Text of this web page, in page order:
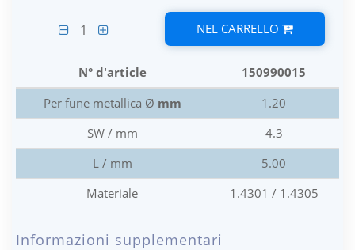
1 NEL CARRELLO
N° d'article
150990015
Per fune metallica Ø mm
1.20
SW / mm
4.3
L / mm
5.00
Materiale
1.4301 / 1.4305
Informazioni supplementari